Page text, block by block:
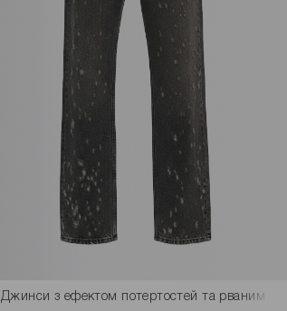
Джинси з ефектом потертостей та рваним